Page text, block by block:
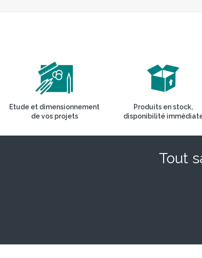
Etude et dimensionnement
de vos projets
Produits en stock,
disponibilité
Tout